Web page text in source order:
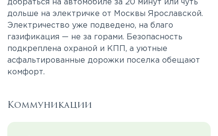
добраться на автомобиле за 20 минут или чуть
дольше на электричке от Москвы Ярославской.
Электричество уже подведено, на благо
газификация — не за горами. Безопасность
подкреплена охраной и КПП, а уютные
асфальтированные дорожки поселка обещают
комфорт.
Коммуникации